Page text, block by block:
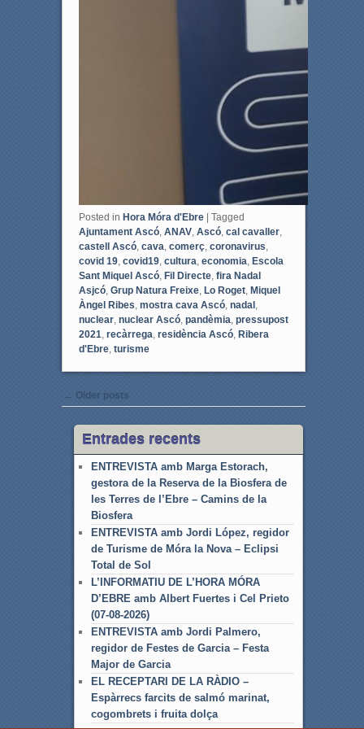
Posted in Hora Móra d'Ebre | Tagged
Ajuntament Ascó, ANAV, Ascó, cal cavaller,
castell Ascó, cava comerç, coronavirus
covid 19, covid19, cultura economia Escola
Sant Miquel Ascó, Fil Directe, fira Nadal
Asjcó, Grup Natura Freixe, Lo Roget, Miquel
Àngel Ribes mostra cava Ascó, nadal,
nuclear, nuclear Ascó, pandèmia pressupost
2021 recàrrega residència Ascó, Ribera
d'Ebre, turisme
Post navigation
← Older posts
Entrades recents
ENTREVISTA amb Marga Estorach,
gestora de la Reserva de la Biosfera de
les Terres de l’Ebre – Camins de la
Biosfera
ENTREVISTA amb Jordi López, regidor
de Turisme de Móra la Nova – Eclipsi
Total de Sol
L’INFORMATIU DE L’HORA MÓRA
D’EBRE amb Albert Fuertes i Cel Prieto
(07-08-2026)
ENTREVISTA amb Jordi Palmero,
regidor de Festes de Garcia – Festa
Major de Garcia
EL RECEPTARI DE LA RÀDIO –
Espàrrecs farcits de salmó marinat,
cogombrets i fruita dolça